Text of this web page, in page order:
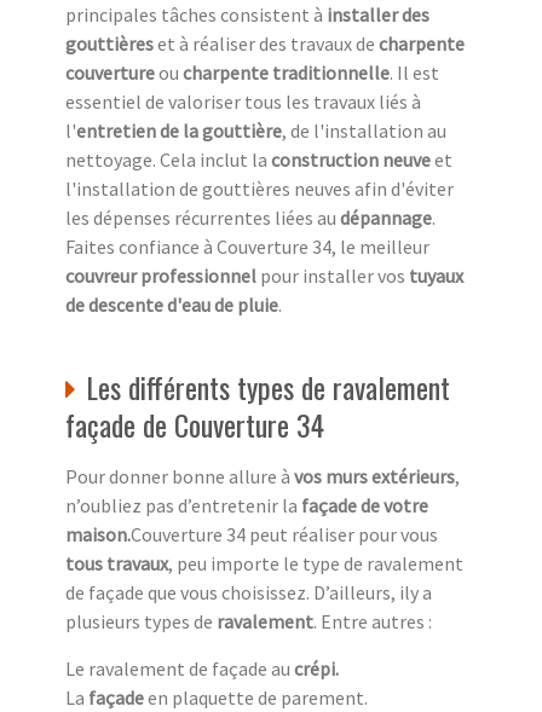
principales tâches consistent à installer des
gouttièreset à réaliser des travaux de charpente
couvertureou charpente traditionnelle. Il est
essentiel de valoriser tous les travaux liés à
l'entretien de la gouttière, de l'installation au
nettoyage. Cela inclut la construction neuveet
l'installation de gouttières neuves afin d'éviter
les dépenses récurrentes liées au dépannage.
Faites confiance à Couverture 34, le meilleur
couvreur professionnel pour installer vos tuyaux
de descente d'eau de pluie.
Les différents types de ravalement
façade de Couverture 34
Pour donner bonne allure à vos murs extérieurs,
n’oubliez pas d’entretenir la façade de votre
maison.Couverture 34 peut réaliser pour vous
tous travaux, peu importe le type de ravalement
de façade que vous choisissez. D’ailleurs, ily a
plusieurs types de ravalement. Entre autres :
Le ravalement de façade au crépi.
La façadeen plaquette de parement.